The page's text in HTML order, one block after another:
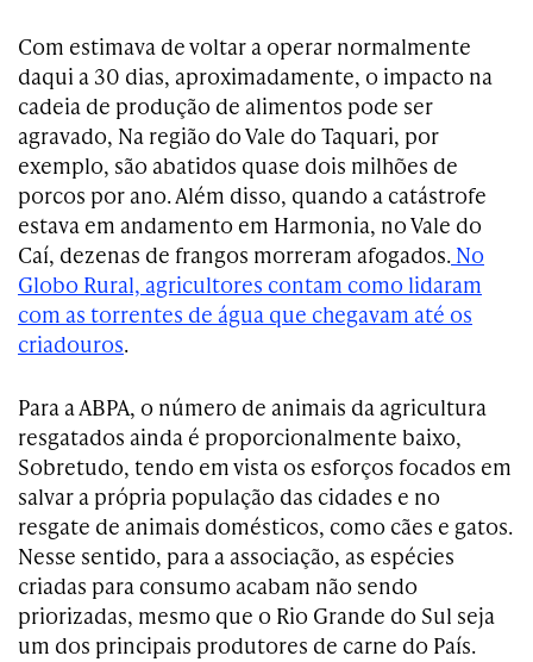
Com estimava de voltar a operar normalmente
daqui a 30 dias, aproximadamente, o impacto na
cadeia de produção de alimentos pode ser
agravado, Na região do Vale do Taquari, por
exemplo, são abatidos quase dois milhões de
porcos por ano. Além disso, quando a catástrofe
estava em andamento em Harmonia, no Vale do
Caí, dezenas de frangos morreram afogados. No
Globo Rural, agricultores contam como lidaram
com as torrentes de água que chegavam até os
criadouros.
Para a ABPA, o número de animais da agricultura
resgatados ainda é proporcionalmente baixo,
Sobretudo, tendo em vista os esforços focados em
salvar a própria população das cidades e no
resgate de animais domésticos, como cães e gatos.
Nesse sentido, para a associação, as espécies
criadas para consumo acabam não sendo
priorizadas, mesmo que o Rio Grande do Sul seja
um dos principais produtores de carne do País.